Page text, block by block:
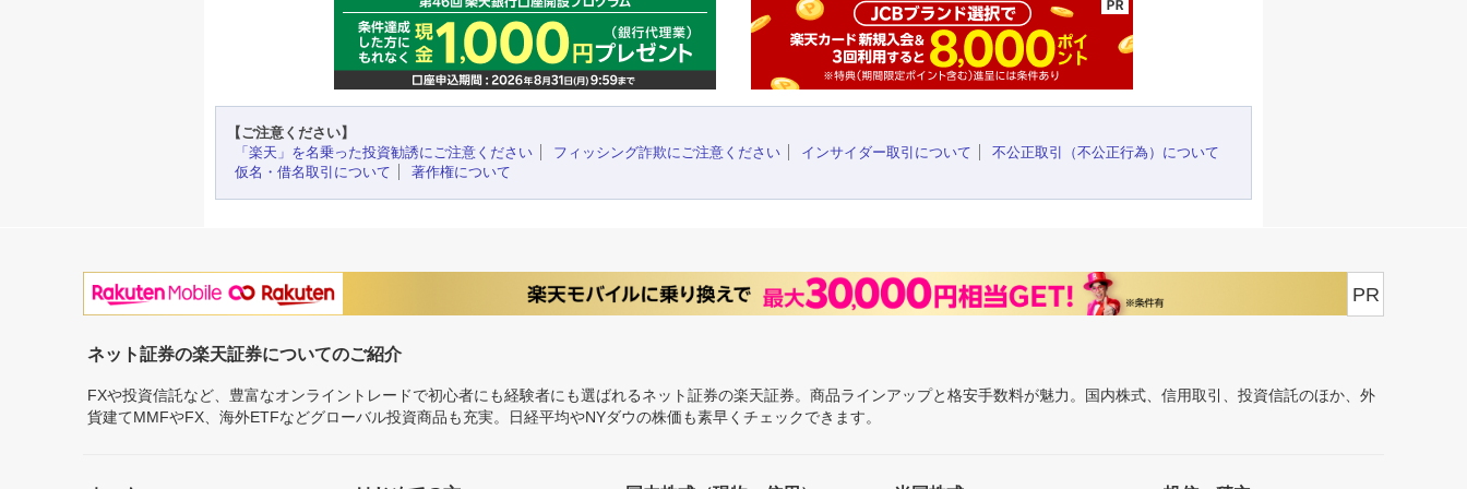
【ご注意ください】
「楽天」を名乗った投資勧誘にご注意ください
フィッシング詐欺にご注意ください インサイダー取引について
不公正取引（不公正行為）について
仮名・借名取引について
著作権について
PR
ネット証券の楽天証券についてのご紹介
FXや投資信託など、豊富なオンライントレードで初心者にも経験者にも選ばれるネット証券の楽天証券。商品ラインアップと格安手数料が魅力。国内株式、信用取引、投資信託のほか、外
貨建てMMFやFX、海外ETFなどグローバル投資商品も充実。日経平均やNYダウの株価も素早くチェックできます。